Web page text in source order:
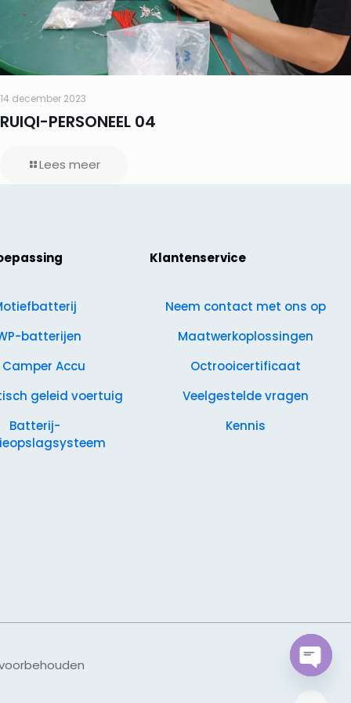
14 december 2023
RUIQI-PERSONEEL 04
Lees meer
batterijen
Camper Accu
geleid voertuig
Batterij-
Klantenservice
Neem contact met ons op
Maatwerkoplossingen
Octrooicertificaat
Veelgestelde vragen
Kennis